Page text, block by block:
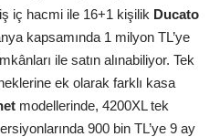
iç hacmi ile 16+1 kişilik Ducato
kapsamında 1 milyon TL’ye
ile satın alınabiliyor. Tek
ek olarak farklı kasa
modellerinde, 4200XL tek
900 bin TL’ye 9 ay